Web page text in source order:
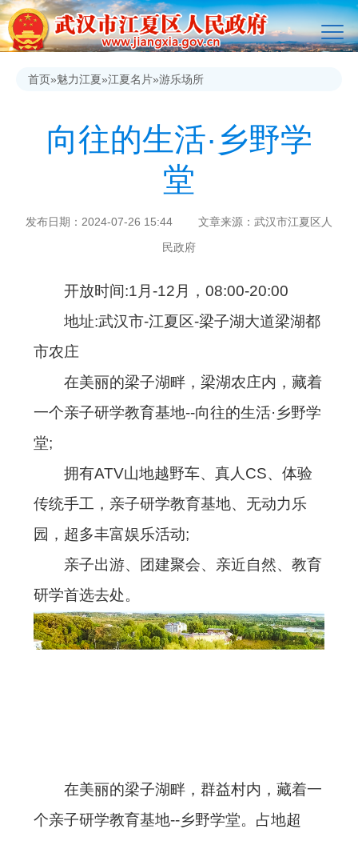
首页»魅力江夏»江夏名片»游乐场所
向往的生活·乡野学
堂
发布日期：2024-07-26 15:44 文章来源：武汉市江夏区人
民政府
开放时间:1月-12月，08:00-20:00
地址:武汉市-江夏区-梁子湖大道梁湖都
市农庄
在美丽的梁子湖畔，梁湖农庄内，藏着
一个亲子研学教育基地--向往的生活·乡野学
堂;
拥有ATV山地越野车、真人CS、体验
传统手工，亲子研学教育基地、无动力乐
园，超多丰富娱乐活动;
亲子出游、团建聚会、亲近自然、教育
研学首选去处。
在美丽的梁子湖畔，群益村内，藏着一
个亲子研学教育基地--乡野学堂。占地超